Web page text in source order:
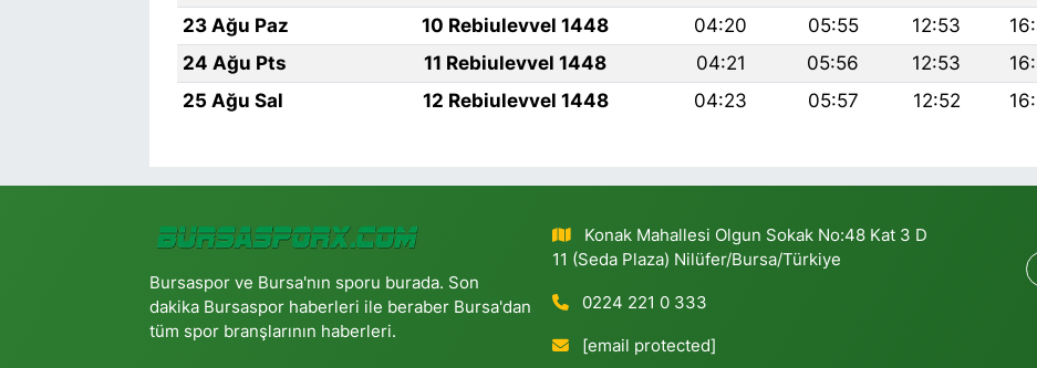
23 Ağu Paz
10 Rebiulevvel 1448 04:20 05:55 12:53
24 Ağu Pts
11 Rebiulevvel 1448 04:21 05:56 12:53
25 Ağu Sal
12 Rebiulevvel 1448 04:23 05:57 12:52
Bursaspor ve Bursa'nın sporu burada. Son
dakika Bursaspor haberleri ile beraber Bursa'dan
tüm spor branşlarının haberleri.
Konak Mahallesi Olgun Sokak No:48 Kat 3 D
11 (Seda Plaza) Nilüfer/Bursa/Türkiye
0224 221 0 333
[email protected]